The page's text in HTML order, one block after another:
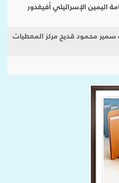
اليمين الإسرائيلي أفيغدور
سمير محمود قديح مركز المعطيات